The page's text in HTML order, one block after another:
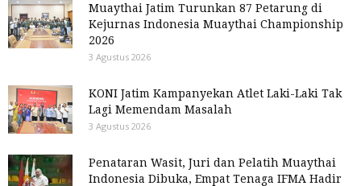
Muaythai Jatim Turunkan 87 Petarung di
Kejurnas Indonesia Muaythai Championship
2026
3 Agustus 2026
KONI Jatim Kampanyekan Atlet Laki-Laki Tak
Lagi Memendam Masalah
3 Agustus 2026
Penataran Wasit, Juri dan Pelatih Muaythai
Indonesia Dibuka, Empat Tenaga IFMA Hadir